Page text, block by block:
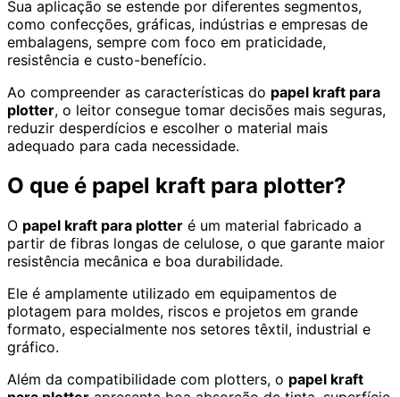
Sua aplicação se estende por diferentes segmentos,
como confecções, gráficas, indústrias e empresas de
embalagens, sempre com foco em praticidade,
resistência e custo-benefício.
Ao compreender as características do papel kraft para
plotter, o leitor consegue tomar decisões mais seguras,
reduzir desperdícios e escolher o material mais
adequado para cada necessidade.
O que é papel kraft para plotter?
O papel kraft para plotter é um material fabricado a
partir de fibras longas de celulose, o que garante maior
resistência mecânica e boa durabilidade.
Ele é amplamente utilizado em equipamentos de
plotagem para moldes, riscos e projetos em grande
formato, especialmente nos setores têxtil, industrial e
gráfico.
Além da compatibilidade com plotters, o papel kraft